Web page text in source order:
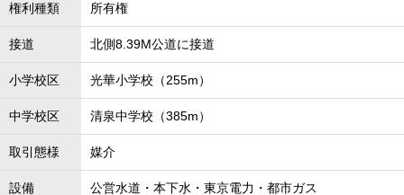
権利種類 所有権
接道 北側8.39M公道に接道
小学校区 光華小学校（255m）
中学校区 清泉中学校（385m）
取引態様 媒介
設備 公営水道・本下水・東京電力・都市ガス